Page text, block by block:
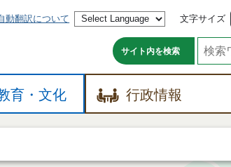
動翻訳について 文字サイズ
サイト内を検索
育・文化 行政情報